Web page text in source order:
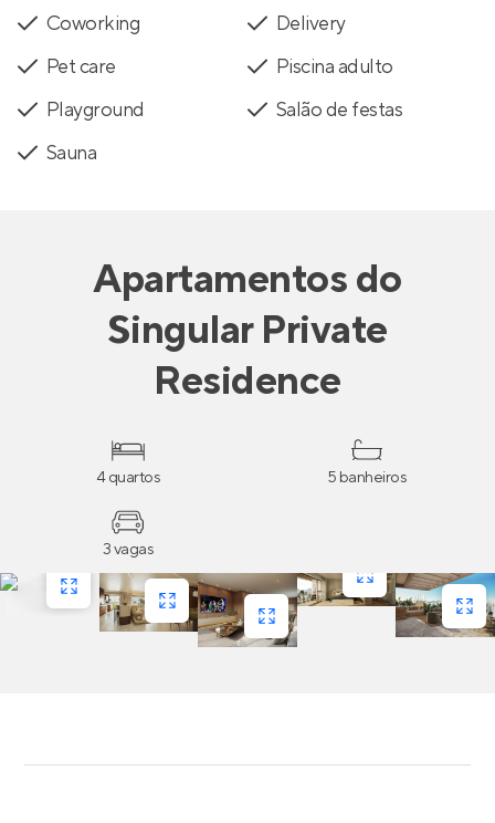
Coworking
Delivery
Pet care
Piscina adulto
Playground
Salão de festas
Sauna
Apartamentosdo
Singular Private
Residence
4 quartos 5 banheiros
3 vagas